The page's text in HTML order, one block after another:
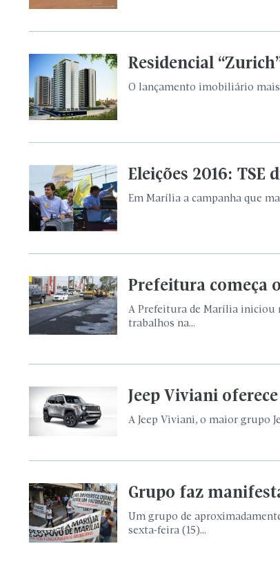
Residencial
O lançamento imobiliário mais
Eleições 2016:
Em Marília a campanha que
Prefeitura começa
A Prefeitura de Marília iniciou
trabalhos na...
Jeep Viviani
A Jeep Viviani, o maior grupo
Grupo faz
Um grupo de
sexta-feira (15)...